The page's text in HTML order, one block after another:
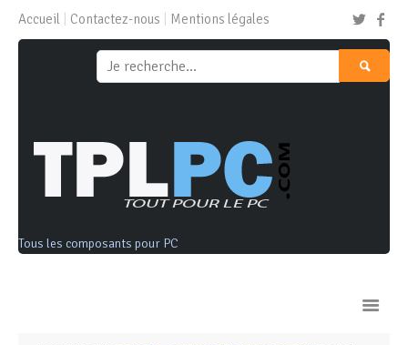
Accueil Contactez-nous Mentions légales
Tous les composants pour PC